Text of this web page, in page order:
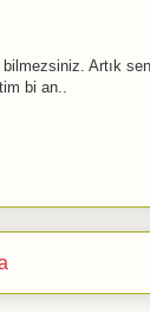
Artık
bi an..